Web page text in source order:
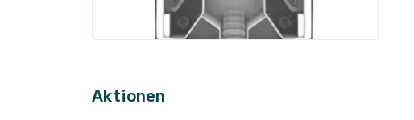
Aktionen